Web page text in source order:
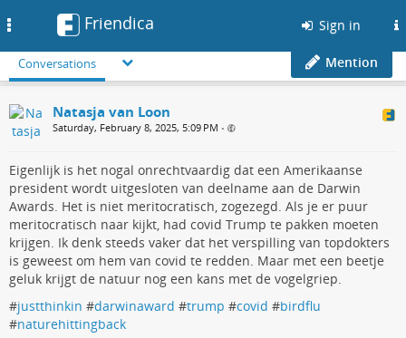
Friendica Sign in
Conversations Mention
Natasja van Loon
Saturday, February 8, 2025, 5:09 PM •
Eigenlijk is het nogal onrechtvaardig dat een Amerikaanse
president wordt uitgesloten van deelname aan de Darwin
Awards. Het is niet meritocratisch, zogezegd. Als je er puur
meritocratisch naar kijkt, had covid Trump te pakken moeten
krijgen. Ik denk steeds vaker dat het verspilling van topdokters
is geweest om hem van covid te redden. Maar met een beetje
geluk krijgt de natuur nog een kans met de vogelgriep.
#justthinkin #darwinaward #trump #covid #birdflu
#naturehittingback